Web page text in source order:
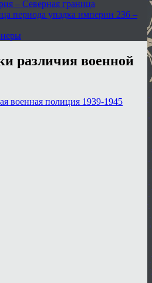
– Северная граница
периода упадка империи 236 –
различия военной
военная полиция 1939-1945